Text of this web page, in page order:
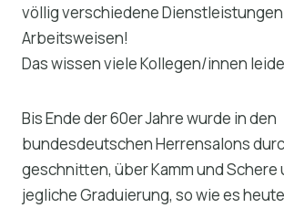
völlig verschiedene
Arbeitsweisen!
Das wissen viele Kollegen/innen
Bis Ende der 60er Jahre wurde in den
bundesdeutschen Herrensalons
geschnitten, über Kamm und Schere
jegliche Graduierung, so wie es